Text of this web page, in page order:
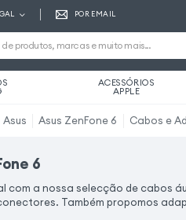
POR EMAIL
ACESSÓRIOS
APPLE
Asus Asus ZenFone 6 Cabos e
6
com a nossa selecção de cabos
Também propomos